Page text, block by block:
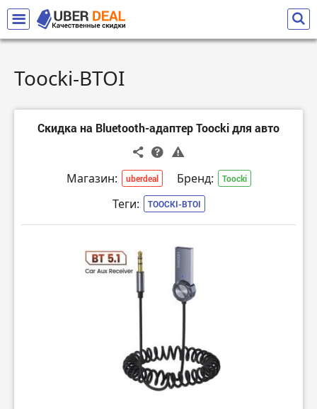
Toocki-BTOI
Скидка на Bluetooth-адаптер Toocki для авто
Магазин: uberdeal Бренд: Toocki
Теги: TOOCKI-BTOI